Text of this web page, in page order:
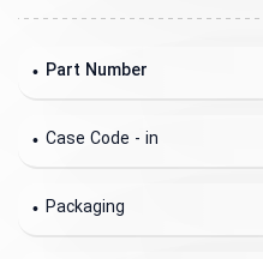
Part Number
Case Code - in
Packaging